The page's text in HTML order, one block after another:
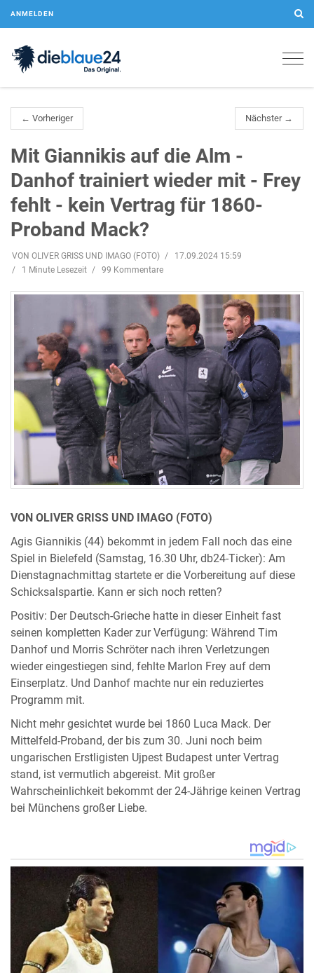
ANMELDEN
← Vorheriger Nächster →
Mit Giannikis auf die Alm -
Danhof trainiert wieder mit - Frey
fehlt - kein Vertrag für 1860-
Proband Mack?
VON OLIVER GRISS UND IMAGO (FOTO)
17.09.2024 15:59
1 Minute Lesezeit
99 Kommentare
VON OLIVER GRISS UND IMAGO (FOTO)
Agis Giannikis (44) bekommt in jedem Fall noch das eine
Spiel in Bielefeld (Samstag, 16.30 Uhr, db24-Ticker): Am
Dienstagnachmittag startete er die Vorbereitung auf diese
Schicksalspartie. Kann er sich noch retten?
Positiv: Der Deutsch-Grieche hatte in dieser Einheit fast
seinen kompletten Kader zur Verfügung: Während Tim
Danhof und Morris Schröter nach ihren Verletzungen
wieder eingestiegen sind, fehlte Marlon Frey auf dem
Einserplatz. Und Danhof machte nur ein reduziertes
Programm mit.
Nicht mehr gesichtet wurde bei 1860 Luca Mack. Der
Mittelfeld-Proband, der bis zum 30. Juni noch beim
ungarischen Erstligisten Ujpest Budapest unter Vertrag
stand, ist vermutlich abgereist. Mit großer
Wahrscheinlichkeit bekommt der 24-Jährige keinen Vertrag
bei Münchens großer Liebe.